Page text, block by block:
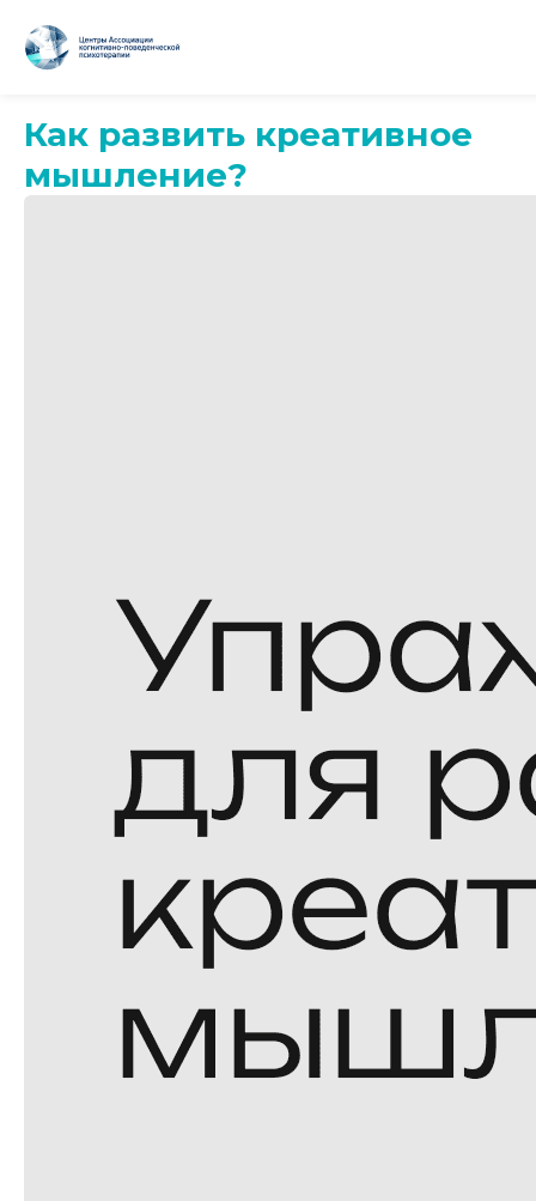
Как развить креативное
мышление?